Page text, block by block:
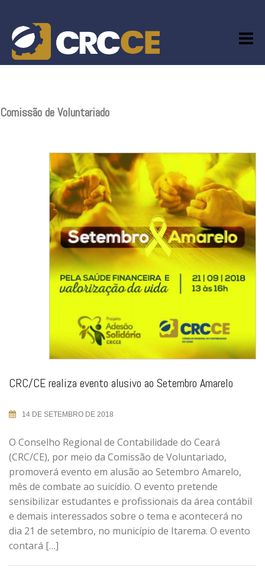
content
Comissão de Voluntariado
CRC/CE realiza evento alusivo ao Setembro Amarelo
14 DE SETEMBRO DE 2018
O Conselho Regional de Contabilidade do Ceará
(CRC/CE), por meio da Comissão de Voluntariado,
promoverá evento em alusão ao Setembro Amarelo,
mês de combate ao suicídio. O evento pretende
sensibilizar estudantes e profissionais da área contábil
e demais interessados sobre o tema e acontecerá no
dia 21 de setembro, no município de Itarema. O evento
contará […]